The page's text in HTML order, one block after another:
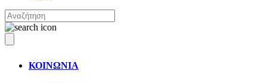
ΚΟΙΝΩΝΙΑ